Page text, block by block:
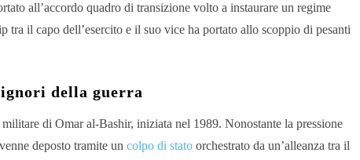
all’accordo quadro di transizione volto a instaurare un regime
tra il capo dell’esercito e il suo vice ha portato allo scoppio di pesanti
della guerra
di Omar al-Bashir, iniziata nel 1989. Nonostante la pressione
deposto tramite un colpo di stato orchestrato da un’alleanza tra il